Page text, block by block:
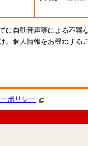
に自動音声等による不審
、個人情報をお尋ねする
ポリシー